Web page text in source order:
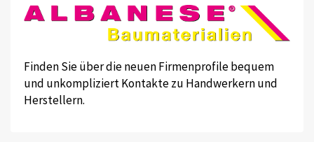
Finden Sie über die neuen Firmenprofile bequem
und unkompliziert Kontakte zu Handwerkern und
Herstellern.